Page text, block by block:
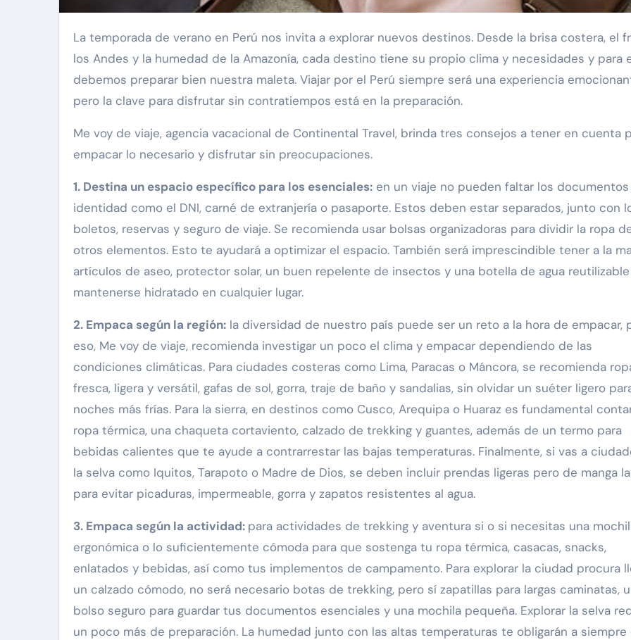
La temporada de verano en Perú nos invita a explorar nuevos destinos. Desde la brisa costera, el frío de
los Andes y la humedad de la Amazonía, cada destino tiene su propio clima y necesidades y para
debemos preparar bien nuestra maleta. Viajar por el Perú siempre será una experiencia
pero la clave para disfrutar sin contratiempos está en la preparación.
Me voy de viaje, agencia vacacional de Continental Travel, brinda tres consejos a tener en cuenta
empacar lo necesario y disfrutar sin preocupaciones.
1. Destina un espacio específico para los esenciales: en un viaje no pueden faltar los
identidad como el DNI, carné de extranjería o pasaporte. Estos deben estar separados, junto con
boletos, reservas y seguro de viaje. Se recomienda usar bolsas organizadoras para dividir la ropa
otros elementos. Esto te ayudará a optimizar el espacio. También será imprescindible tener a la
artículos de aseo, protector solar, un buen repelente de insectos y una botella de agua
mantenerse hidratado en cualquier lugar.
2. Empaca según la región: la diversidad de nuestro país puede ser un reto a la hora de empacar,
eso, Me voy de viaje, recomienda investigar un poco el clima y empacar dependiendo de las
condiciones climáticas. Para ciudades costeras como Lima, Paracas o Máncora, se recomienda
fresca, ligera y versátil, gafas de sol, gorra, traje de baño y sandalias, sin olvidar un suéter ligero
noches más frías. Para la sierra, en destinos como Cusco, Arequipa o Huaraz es fundamental
ropa térmica, una chaqueta cortaviento, calzado de trekking y guantes, además de un termo para
bebidas calientes que te ayude a contrarrestar las bajas temperaturas. Finalmente, si vas a
la selva como Iquitos, Tarapoto o Madre de Dios, se deben incluir prendas ligeras pero de manga
para evitar picaduras, impermeable, gorra y zapatos resistentes al agua.
3. Empaca según la actividad: para actividades de trekking y aventura si o si necesitas una
ergonómica o lo suficientemente cómoda para que sostenga tu ropa térmica, casacas, snacks,
enlatados y bebidas, así como tus implementos de campamento. Para explorar la ciudad procura
un calzado cómodo, no será necesario botas de trekking, pero sí zapatillas para largas caminatas,
bolso seguro para guardar tus documentos esenciales y una mochila pequeña. Explorar la selva
un poco más de preparación. La humedad junto con las altas temperaturas te obligarán a siempre